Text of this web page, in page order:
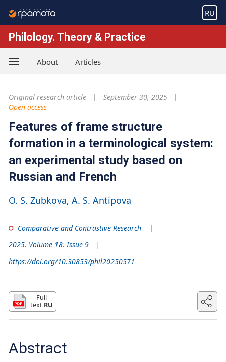
RU
Philology. Theory & Practice
About Articles
Original research article
September 30, 2025
Open access
Features of frame structure
formation in a terminological system:
an experimental study based on
Russian and French
O. S. Zubkova A. S. Antipova
Comparative and Contrastive Research
2025. Volume 18. Issue 9
https://doi.org/10.30853/phil20250571
Full
text RU
Abstract